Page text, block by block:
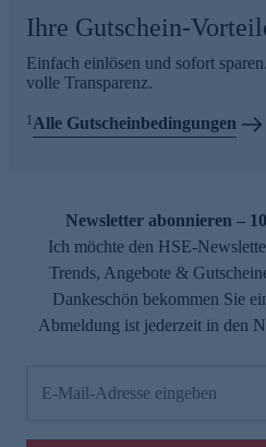
Ihre Gutschein-
Einfach einlösen und sofort
volle Transparenz.
1 Alle Gutscheinbedingungen
Newsletter abonnieren –
Ich möchte den HSE-
Trends, Angebote &
Dankeschön bekommen Sie
Abmeldung ist jederzeit in den
E-Mail-Adresse eingeben